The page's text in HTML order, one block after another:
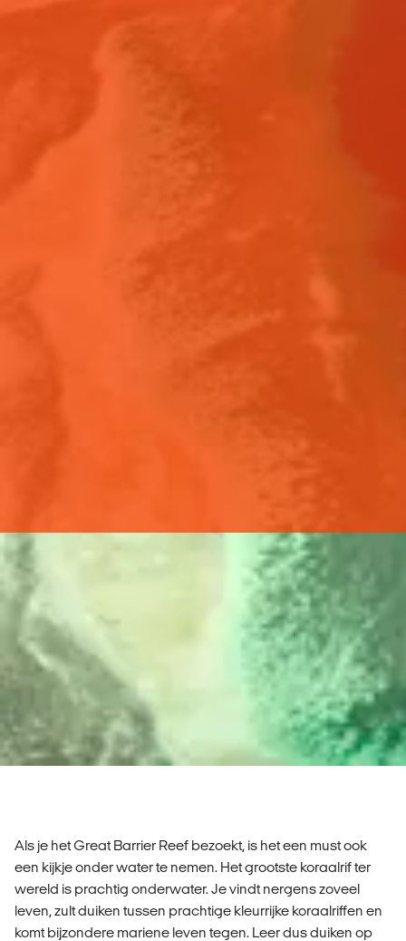
Als je het Great Barrier Reef bezoekt, is het een must ook
een kijkje onder water te nemen. Het grootste koraalrif ter
wereld is prachtig onderwater. Je vindt nergens zoveel
leven, zult duiken tussen prachtige kleurrijke koraalriffen en
komt bijzondere mariene leven tegen. Leer dus duiken op